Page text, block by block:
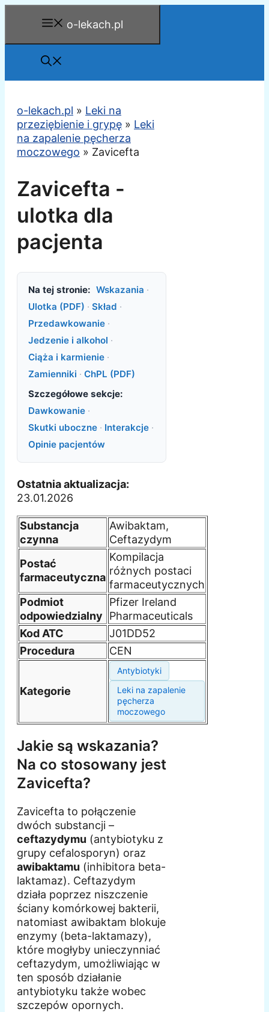
o-lekach.pl
o-lekach.pl » Leki na
przeziębienie i grypę » Leki
na zapalenie pęcherza
moczowego » Zavicefta
Zavicefta -
ulotka dla
pacjenta
Na tej stronie: Wskazania ·
Ulotka (PDF) · Skład ·
Przedawkowanie ·
Jedzenie i alkohol ·
Ciąża i karmienie ·
Zamienniki · ChPL (PDF)
Szczegółowe sekcje:
Dawkowanie ·
Skutki uboczne · Interakcje ·
Opinie pacjentów
Ostatnia aktualizacja:
23.01.2026
Substancja
czynna
Awibaktam,
Ceftazydym
Postać
farmaceutyczna
Kompilacja
różnych postaci
farmaceutycznych
Podmiot
odpowiedzialny
Pfizer Ireland
Pharmaceuticals
Kod ATC
J01DD52
Procedura
CEN
Kategorie
Antybiotyki
Leki na zapalenie
pęcherza
moczowego
Jakie są wskazania?
Na co stosowany jest
Zavicefta?
Zavicefta to połączenie
dwóch substancji –
ceftazydymu (antybiotyku z
grupy cefalosporyn) oraz
awibaktamu (inhibitora beta-
laktamaz). Ceftazydym
działa poprzez niszczenie
ściany komórkowej bakterii,
natomiast awibaktam blokuje
enzymy (beta-laktamazy),
które mogłyby unieczynniać
ceftazydym, umożliwiając w
ten sposób działanie
antybiotyku także wobec
szczepów opornych.